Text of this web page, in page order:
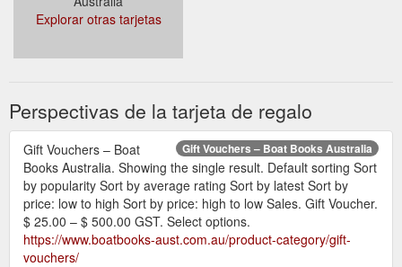
Explorar otras tarjetas
Perspectivas de la tarjeta de regalo
Gift Vouchers – Boat Books Australia
Gift Vouchers – Boat
Books Australia. Showing the single result. Default sorting Sort
by popularity Sort by average rating Sort by latest Sort by
price: low to high Sort by price: high to low Sales. Gift Voucher.
$ 25.00 – $ 500.00 GST. Select options.
https://www.boatbooks-aust.com.au/product-category/gift-
vouchers/